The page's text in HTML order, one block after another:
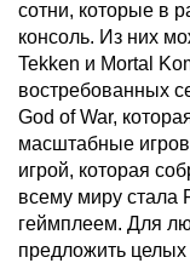
сотни, которые в
консоль. Из них
Tekken и Mortal
востребованных
God of War,
масштабные
игрой, которая
всему миру стала
геймплеем. Для
предложить